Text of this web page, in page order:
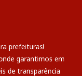
prefeituras!
garantimos em
de transparência